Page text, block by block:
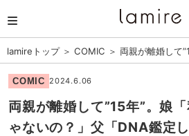
lamireトップ＞ COMIC ＞ 両親が離婚して
COMIC 2024.6.06
両親が離婚して”15年”。娘
ゃないの？」父「DNA鑑定